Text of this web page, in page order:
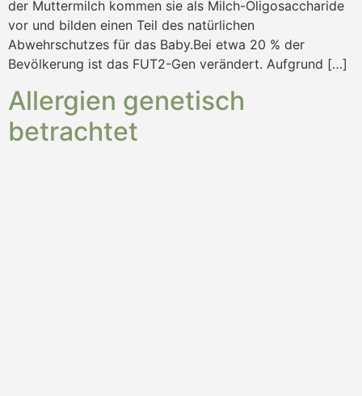
der Muttermilch kommen sie als Milch-Oligosaccharide
vor und bilden einen Teil des natürlichen
Abwehrschutzes für das Baby.Bei etwa 20 % der
Bevölkerung ist das FUT2-Gen verändert. Aufgrund […]
Allergien genetisch
betrachtet